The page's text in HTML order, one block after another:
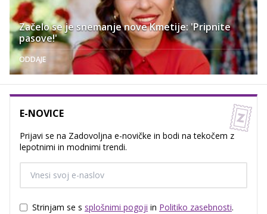
Začelo se je snemanje nove Kmetije: 'Pripnite
pasove!'
ODDAJE
E-NOVICE
Prijavi se na Zadovoljna e-novičke in bodi na tekočem z
lepotnimi in modnimi trendi.
Strinjam se s splošnimi pogoji in Politiko zasebnosti.